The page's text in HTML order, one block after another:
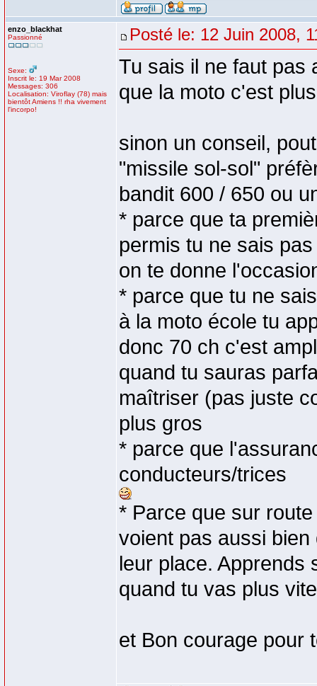
enzo_blackhat
Passionné
Sexe:
Inscrit le: 19 Mar 2008
Messages: 306
Localisation: Viroflay (78) mais
bientôt Amiens !! rha vivement
l'incorpo!
Posté le: 12 Juin 2008,
Tu sais il ne faut pas
que la moto c'est
sinon un conseil,
"missile sol-sol"
bandit 600 / 650 ou
* parce que ta
permis tu ne sais
on te donne
* parce que tu ne
à la moto école tu
donc 70 ch c'est
quand tu sauras
maîtriser (pas juste
plus gros
* parce que
conducteurs/trices
* Parce que sur
voient pas aussi
leur place. Apprends
quand tu vas plus
et Bon courage pour